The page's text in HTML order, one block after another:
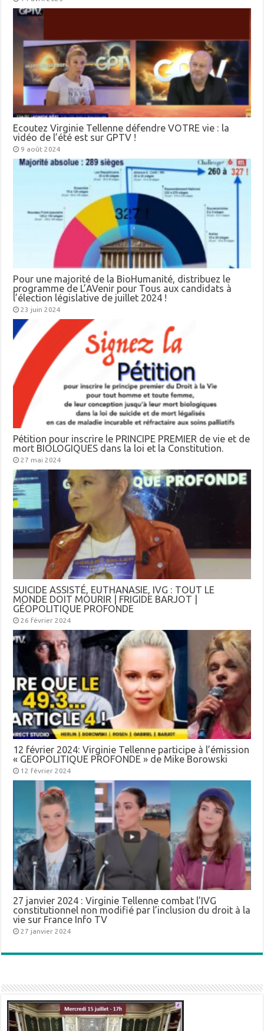
Ecoutez Virginie Tellenne défendre VOTRE vie : la
vidéo de l’été est sur GPTV !
9 août 2024
Pour une majorité de la BioHumanité, distribuez le
programme de L’AVenir pour Tous aux candidats à
l’élection législative de juillet 2024 !
23 juin 2024
Pétition pour inscrire le PRINCIPE PREMIER de vie et de
mort BIOLOGIQUES dans la loi et la Constitution.
27 mai 2024
SUICIDE ASSISTÉ, EUTHANASIE, IVG : TOUT LE
MONDE DOIT MOURIR | FRIGIDE BARJOT |
GÉOPOLITIQUE PROFONDE
26 février 2024
12 février 2024: Virginie Tellenne participe à l’émission
« GEOPOLITIQUE PROFONDE » de Mike Borowski
12 février 2024
27 janvier 2024 : Virginie Tellenne combat l’IVG
constitutionnel non modifié par l’inclusion du droit à la
vie sur France Info TV
27 janvier 2024